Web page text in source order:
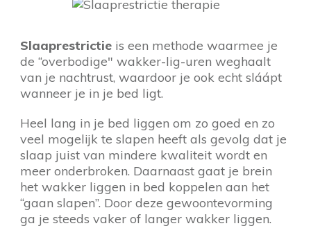
Slaaprestrictie is een methode waarmee je
de “overbodige" wakker-lig-uren weghaalt
van je nachtrust, waardoor je ook echt sláápt
wanneer je in je bed ligt.
Heel lang in je bed liggen om zo goed en zo
veel mogelijk te slapen heeft als gevolg dat je
slaap juist van mindere kwaliteit wordt en
meer onderbroken. Daarnaast gaat je brein
het wakker liggen in bed koppelen aan het
“gaan slapen”. Door deze gewoontevorming
ga je steeds vaker of langer wakker liggen.